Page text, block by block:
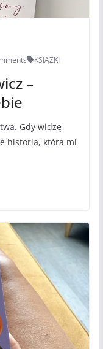
KSIĄŻKI
–
Gdy widzę
historia, która mi